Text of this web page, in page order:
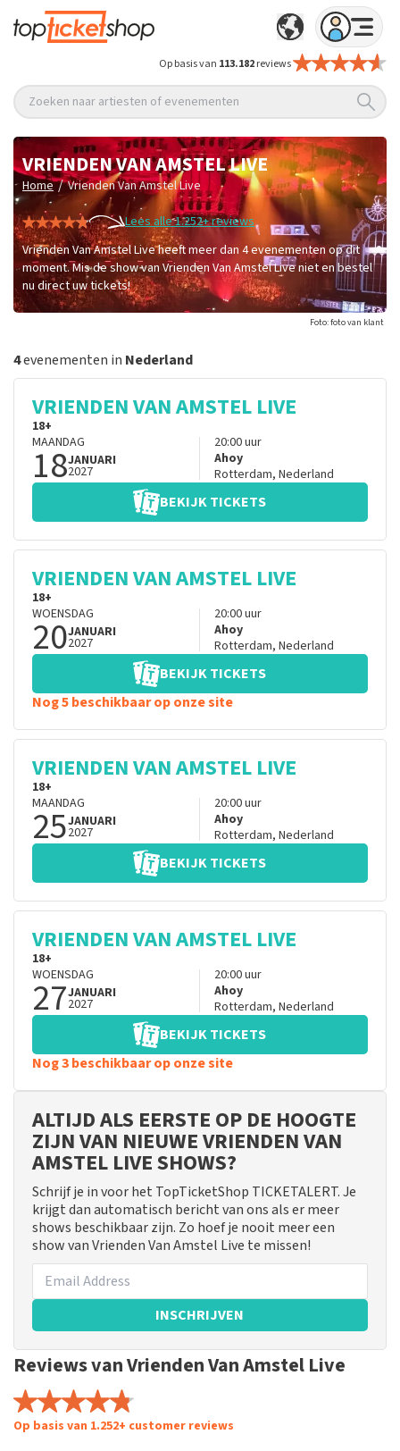
Op basis van 113.182reviews
Zoeken naar artiesten of evenementen
VRIENDEN VAN AMSTEL LIVE
Home / Vrienden Van Amstel Live
Lees alle 1.252+ reviews
Vrienden Van Amstel Live heeft meer dan 4 evenementen op dit
moment. Mis de show van Vrienden Van Amstel Live niet en bestel
nu direct uw tickets!
Foto: foto van klant
4evenementen in Nederland
VRIENDEN VAN AMSTEL LIVE
18+
MAANDAG
18JANUARI
2027
20:00uur
Ahoy
Rotterdam, Nederland
BEKIJK TICKETS
VRIENDEN VAN AMSTEL LIVE
18+
WOENSDAG
20JANUARI
2027
20:00uur
Ahoy
Rotterdam, Nederland
BEKIJK TICKETS
Nog 5 beschikbaar op onze site
VRIENDEN VAN AMSTEL LIVE
18+
MAANDAG
25JANUARI
2027
20:00uur
Ahoy
Rotterdam, Nederland
BEKIJK TICKETS
VRIENDEN VAN AMSTEL LIVE
18+
WOENSDAG
27JANUARI
2027
20:00uur
Ahoy
Rotterdam, Nederland
BEKIJK TICKETS
Nog 3 beschikbaar op onze site
ALTIJD ALS EERSTE OP DE HOOGTE
ZIJN VAN NIEUWE VRIENDEN VAN
AMSTEL LIVE SHOWS?
Schrijf je in voor het TopTicketShop TICKETALERT. Je
krijgt dan automatisch bericht van ons als er meer
shows beschikbaar zijn. Zo hoef je nooit meer een
show van Vrienden Van Amstel Live te missen!
INSCHRIJVEN
Reviews van Vrienden Van Amstel Live
Op basis van 1.252+ customer reviews